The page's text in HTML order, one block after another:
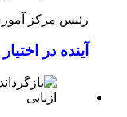
رئیس مرکز
آینده در